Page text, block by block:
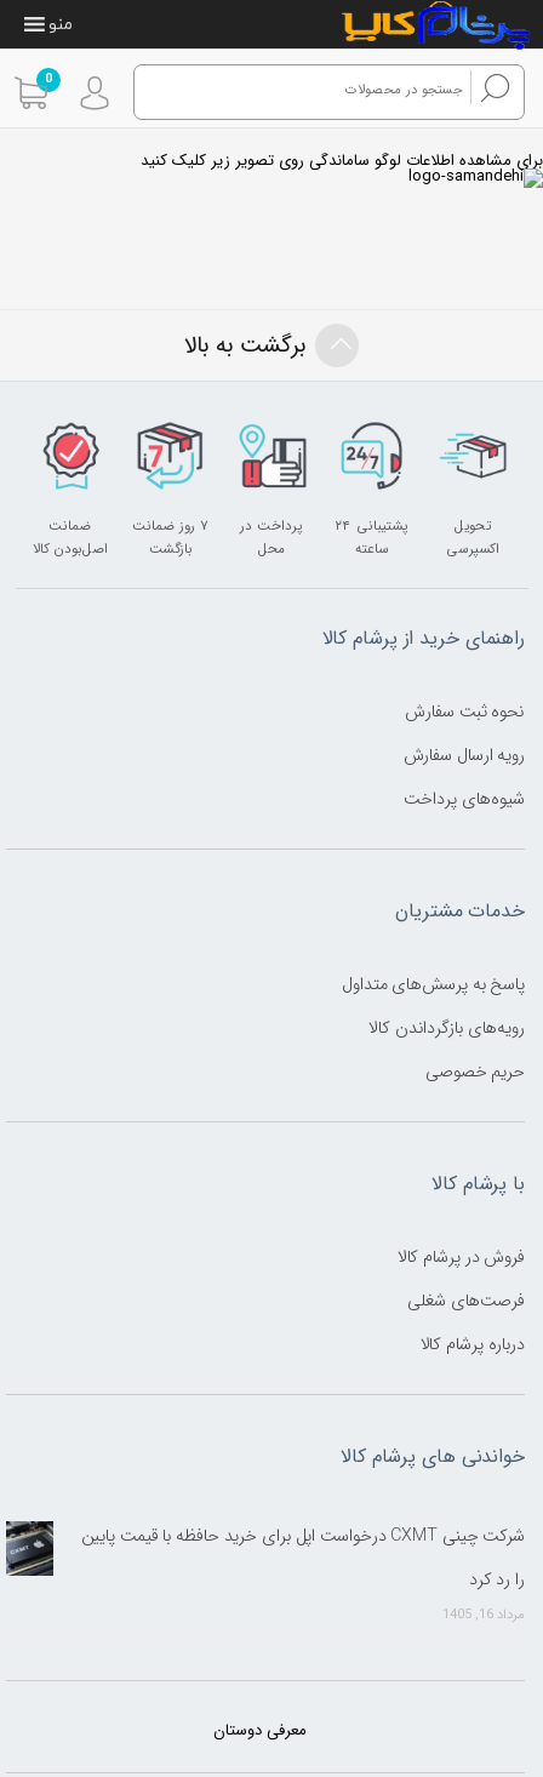
0
منو
برای مشاهده اطلاعات لوگو ساماندگی روی تصویر زیر کلیک کنید
برگشت به بالا
تحویل
اکسپرسی
پشتیبانی ۲۴
ساعته
پرداخت در
محل
۷ روز ضمانت
بازگشت
ضمانت
اصل‌بودن کالا
راهنمای خرید از پرشام کالا
نحوه ثبت سفارش
رویه ارسال سفارش
شیوه‌های پرداخت
خدمات مشتریان
پاسخ به پرسش‌های متداول
رویه‌های بازگرداندن کالا
حریم خصوصی
با پرشام کالا
فروش در پرشام کالا
فرصت‌های شغلی
درباره پرشام کالا
خواندنی های پرشام کالا
شرکت چینی CXMT درخواست اپل برای خرید حافظه با قیمت پایین
را رد کرد
مرداد 16, 1405
معرفی دوستان